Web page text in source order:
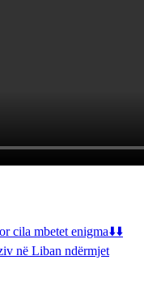
cila mbetet enigma⬇️⬇️
në Liban ndërmjet